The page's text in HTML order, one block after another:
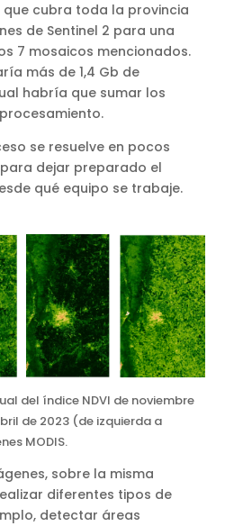
cubra toda la provincia
de Sentinel 2 para una
7 mosaicos mencionados.
más de 1,4 Gb de
habría que sumar los
se resuelve en pocos
dejar preparado el
qué equipo se trabaje.
del índice NDVI de noviembre
de 2023 (de izquierda a
MODIS.
sobre la misma
diferentes tipos de
detectar áreas